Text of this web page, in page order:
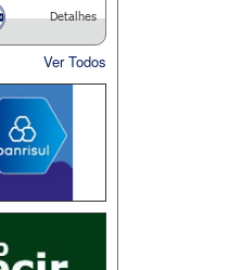
Detalhes
Ver Todos